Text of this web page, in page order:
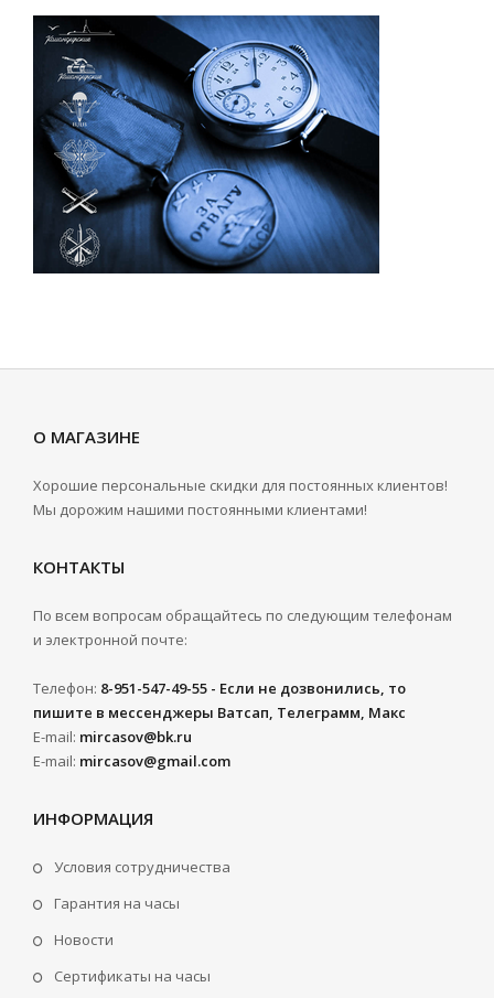
О МАГАЗИНЕ
Хорошие персональные скидки для постоянных клиентов!
Мы дорожим нашими постоянными клиентами!
КОНТАКТЫ
По всем вопросам обращайтесь по следующим телефонам
и электронной почте:
Телефон: 8-951-547-49-55 - Если не дозвонились, то
пишите в мессенджеры Ватсап, Телеграмм, Макс
E-mail: mircasov@bk.ru
E-mail: mircasov@gmail.com
ИНФОРМАЦИЯ
Условия сотрудничества
Гарантия на часы
Новости
Сертификаты на часы